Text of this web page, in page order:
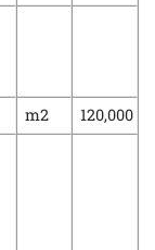
m2
120,000